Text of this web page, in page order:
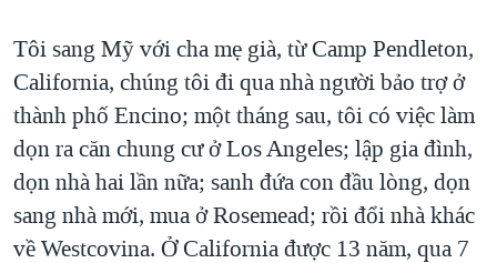
Tôi sang Mỹ với cha mẹ già, từ Camp Pendleton,
California, chúng tôi đi qua nhà người bảo trợ ở
thành phố Encino; một tháng sau, tôi có việc làm
dọn ra căn chung cư ở Los Angeles; lập gia đình,
dọn nhà hai lần nữa; sanh đứa con đầu lòng, dọn
sang nhà mới, mua ở Rosemead; rồi đổi nhà khác
về Westcovina. Ở California được 13 năm, qua 7